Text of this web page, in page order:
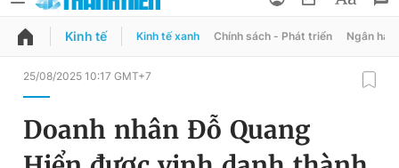
QUẢNG CÁO
Chuyên mục
Đổi mật khẩu
Kinh tế Kinh tế xanh Chính sách - Phát triển Ngân
25/08/2025 10:17 GMT+7
Doanh nhân Đỗ Quang